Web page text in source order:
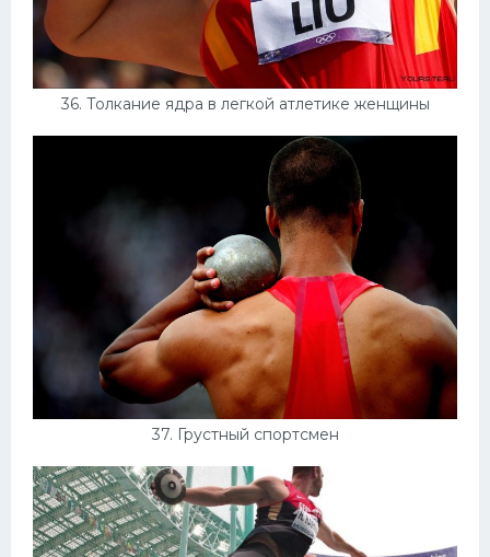
36. Толкание ядра в легкой атлетике женщины
37. Грустный спортсмен